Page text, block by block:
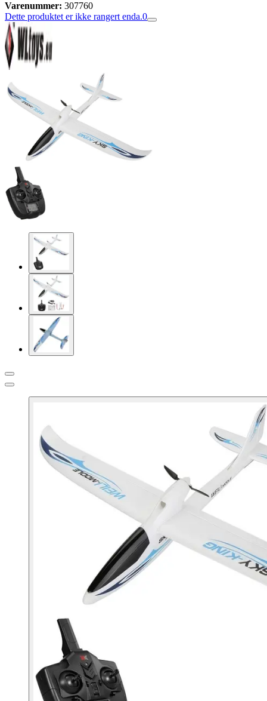
Varenummer: 307760
Dette produktet er ikke rangert enda.0